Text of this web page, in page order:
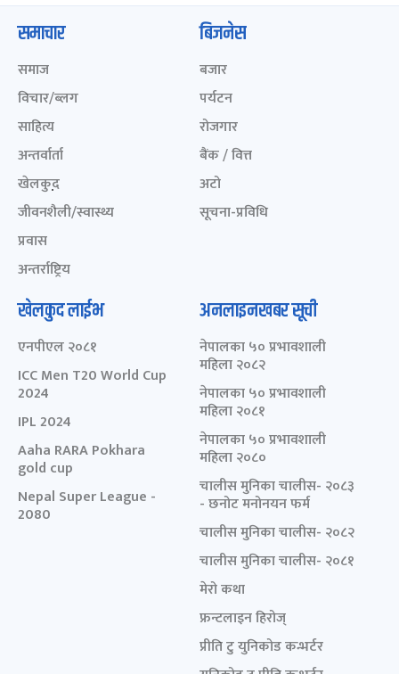
समाचार
समाज
विचार/ब्लग
साहित्य
अन्तर्वार्ता
खेलकुद़़
जीवनशैली/स्वास्थ्य
प्रवास
अन्तर्राष्ट्रिय
बिजनेस
बजार
पर्यटन
रोजगार
बैंक / वित्त
अटो
सूचना-प्रविधि
खेलकुद लाईभ
एनपीएल २०८१
ICC Men T20 World Cup
2024
IPL 2024
Aaha RARA Pokhara
gold cup
Nepal Super League -
2080
अनलाइनखबर सूची
नेपालका ५० प्रभावशाली
महिला २०८२
नेपालका ५० प्रभावशाली
महिला २०८१
नेपालका ५० प्रभावशाली
महिला २०८०
चालीस मुनिका चालीस- २०८३
- छनोट मनोनयन फर्म
चालीस मुनिका चालीस- २०८२
चालीस मुनिका चालीस- २०८१
मेरो कथा
फ्रन्टलाइन हिरोज्
प्रीति टु युनिकोड कन्भर्टर